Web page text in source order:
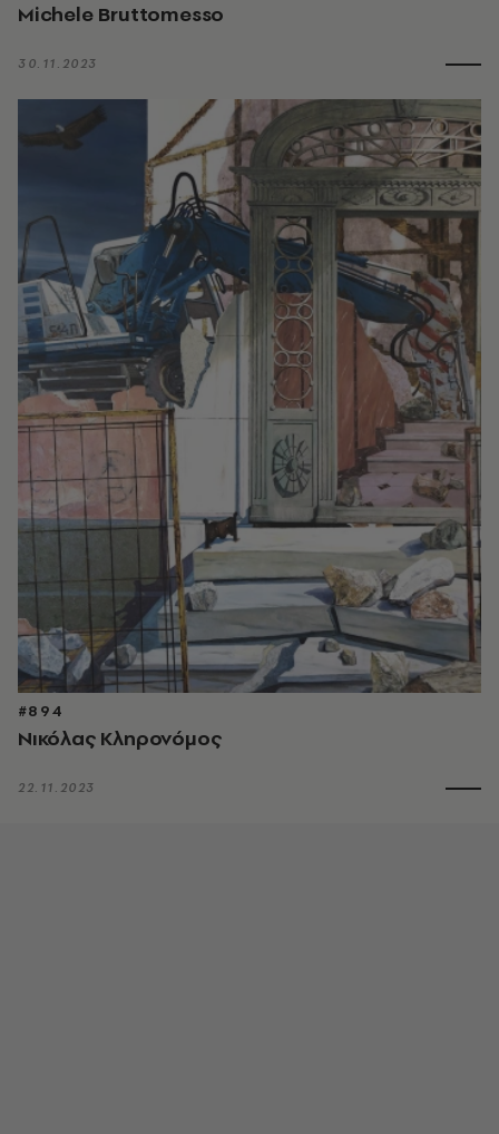
Michele Bruttomesso
30.11.2023
#894
Νικόλας Κληρονόμος
22.11.2023